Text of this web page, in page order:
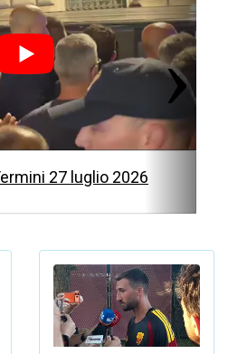
27 luglio 2026
t